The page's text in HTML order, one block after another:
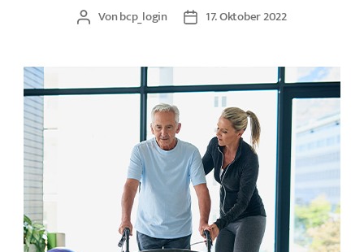
Vonbcp_login 17. Oktober 2022